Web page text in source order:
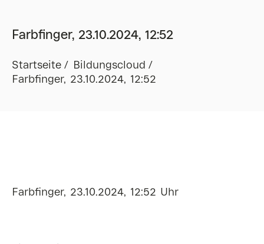
Farbfinger, 23.10.2024, 12:52
Startseite
Bildungscloud
Farbfinger, 23.10.2024, 12:52
Farbfinger, 23.10.2024, 12:52 Uhr